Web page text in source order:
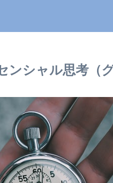
ンシャル思考（